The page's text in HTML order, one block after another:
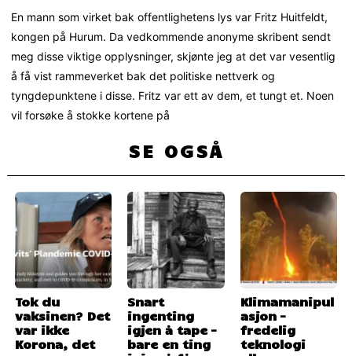
En mann som virket bak offentlighetens lys var Fritz Huitfeldt,
kongen på Hurum. Da vedkommende anonyme skribent sendt
meg disse viktige opplysninger, skjønte jeg at det var vesentlig
å få vist rammeverket bak det politiske nettverk og
tyngdepunktene i disse. Fritz var ett av dem, et tungt et. Noen
vil forsøke å stokke kortene på
SE OGSÅ
Tok du
vaksinen? Det
var ikke
Korona, det
Snart
ingenting
igjen å tape –
bare en ting
Klimamanipul
asjon –
fredelig
teknologi